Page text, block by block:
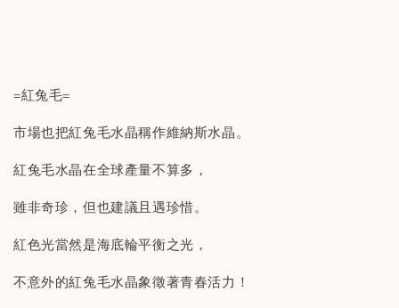
=紅兔毛=
市場也把紅兔毛水晶稱作維納斯水晶。
紅兔毛水晶在全球產量不算多，
雖非奇珍，但也建議且遇珍惜。
紅色光當然是海底輪平衡之光，
不意外的紅兔毛水晶象徵著青春活力！